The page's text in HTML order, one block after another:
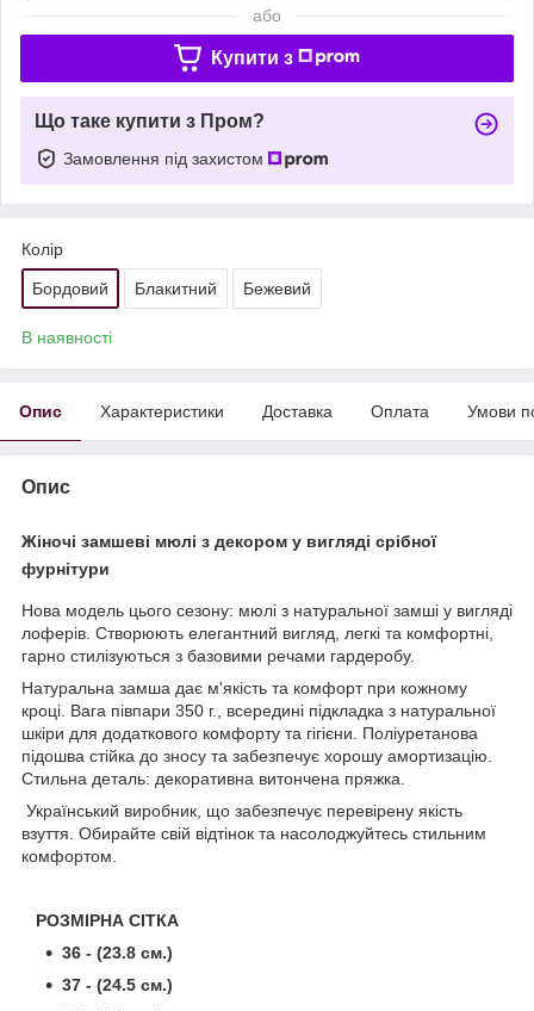
або
Купити з
Що таке купити з Пром?
Замовлення під захистом
Колір
Бордовий Блакитний Бежевий
В наявності
Опис Характеристики Доставка Оплата Умови
Опис
Жіночі замшеві мюлі з декором у вигляді срібної
фурнітури
Нова модель цього сезону: мюлі з натуральної замші у вигляді
лоферів. Створюють елегантний вигляд, легкі та комфортні,
гарно стилізуються з базовими речами гардеробу.
Натуральна замша дає м'якість та комфорт при кожному
кроці. Вага півпари 350 г., всередині підкладка з натуральної
шкіри для додаткового комфорту та гігієни. Поліуретанова
підошва стійка до зносу та забезпечує хорошу амортизацію.
Стильна деталь: декоративна витончена пряжка.
Український виробник, що забезпечує перевірену якість
взуття. Обирайте свій відтінок та насолоджуйтесь стильним
комфортом.
РОЗМІРНА СІТКА
36 - (23.8 см.)
37 - (24.5 см.)